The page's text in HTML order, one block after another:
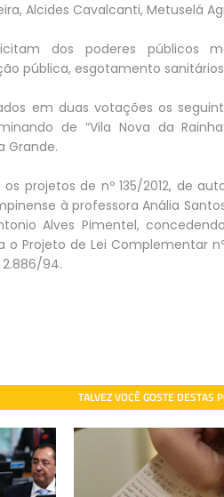
Alcides Cavalcanti, Metuselá
dos poderes públicos
pública, esgotamento
em duas votações os
de “Vila Nova da
Grande.
projetos de nº 135/2012, de
à professora Anália
Alves Pimentel,
o Projeto de Lei Complementar
2.886/94.
TALVEZ VOCÊ GOSTE DESTAS